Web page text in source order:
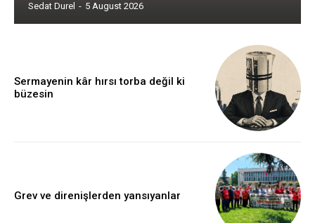
Sedat Durel - 5 August 2026
Sermayenin kâr hırsı torba değil ki
büzesin
Grev ve direnişlerden yansıyanlar